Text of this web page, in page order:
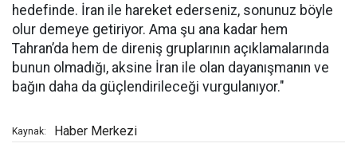
hedefinde. İran ile hareket ederseniz, sonunuz böyle
olur demeye getiriyor. Ama şu ana kadar hem
Tahran’da hem de direniş gruplarının açıklamalarında
bunun olmadığı, aksine İran ile olan dayanışmanın ve
bağın daha da güçlendirileceği vurgulanıyor."
Kaynak: Haber Merkezi